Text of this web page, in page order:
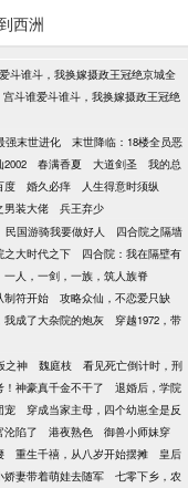
长得一个样？
一世的程瑶，不再懦
成富商，买房子搞投
家九爷。18岁入伍，
装，开始下海经商，谁
鳄！让无数少女趋之
标准很严格。他不喜欢
也不喜欢太漂亮的女孩
的评价：“年纪小，幼
，有人看到高高在上的
，眼尾微红的求婚：“阿
大的男人知冷知热，以
你玩我往北，我绝不往
权九爷恨不得拿个喇叭
亮。”自此之后，权九言
西洲
斗谁斗，我换嫁摄政王冠绝京城全
宫斗谁爱斗谁斗，我换嫁摄政王冠绝
强末世进化
末世降临：18楼全员恶
2002 春满香夏 大道剑圣
我的总
度 婚久必痒
人生得意时须纵
男装大佬 兵王弃少
民国游骑我要做好人
四合院之隔墙
之大时代之下
四合院：我在隔壁有
一人，一剑，一族，筑人族脊
制符开始
攻略众仙，不恋爱只缺
我成了大杂院的炮灰
穿越1972，带
之神 魏庭枝
看见死亡倒计时，刑
！神豪真千金不干了
退婚后，学院
宠
穿成当家主母，四个幼崽全是反
沦陷了 港夜熟色
御兽小师妹穿
重生千禧，从八岁开始摆摊
皇后
娇妻带着萌娃去随军
七零下乡，农